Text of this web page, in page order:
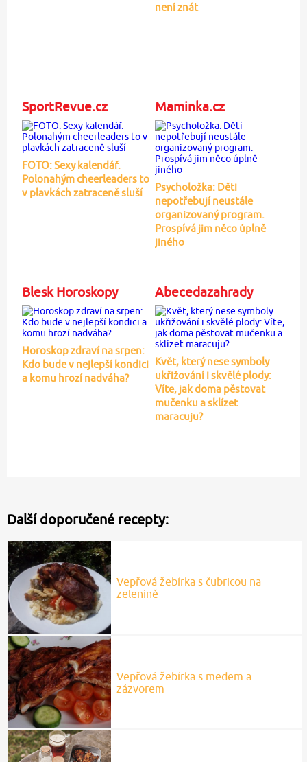
není znát
SportRevue.cz
FOTO: Sexy kalendář.
Polonahým cheerleaders to
v plavkách zatraceně sluší
Maminka.cz
Psycholožka: Děti
nepotřebují neustále
organizovaný program.
Prospívá jim něco úplně
jiného
Blesk Horoskopy
Horoskop zdraví na srpen:
Kdo bude v nejlepší kondici
a komu hrozí nadváha?
Abecedazahrady
Květ, který nese symboly
ukřižování i skvělé plody:
Víte, jak doma pěstovat
mučenku a sklízet
maracuju?
Další doporučené recepty:
Vepřová žebírka s čubricou na
zelenině
Vepřová žebírka s medem a
zázvorem